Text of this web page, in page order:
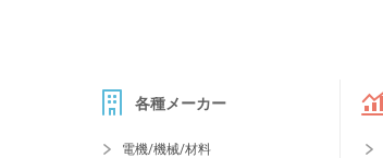
各種メーカー
電機/機械/材料